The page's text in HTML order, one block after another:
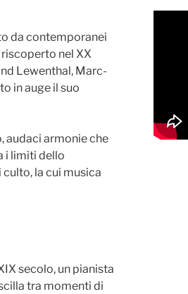
da contemporanei
nel XX
Lewenthal, Marc-
in auge il suo
audaci armonie che
i limiti dello
la cui musica
secolo, un pianista
tra momenti di